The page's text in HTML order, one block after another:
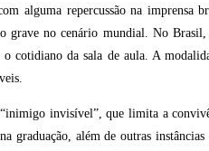
alguma repercussão na
no cenário mundial. No
da sala de aula. A
invisível”, que limita a
além de outras